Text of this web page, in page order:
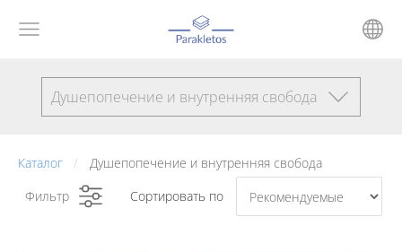
Душепопечение и внутренняя свобода
Каталог
Душепопечение и внутренняя свобода
Фильтр
Сортировать по